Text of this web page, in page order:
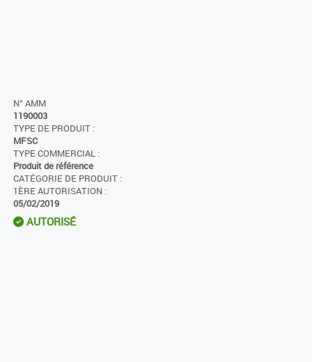
N° AMM
1190003
TYPE DE PRODUIT :
MFSC
TYPE COMMERCIAL :
Produit de référence
CATÉGORIE DE PRODUIT :
1ÈRE AUTORISATION :
05/02/2019
AUTORISÉ